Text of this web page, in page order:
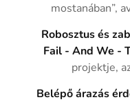
mostanában”,
Robosztus és
Fail - And We -
projektje,
Belépő árazás